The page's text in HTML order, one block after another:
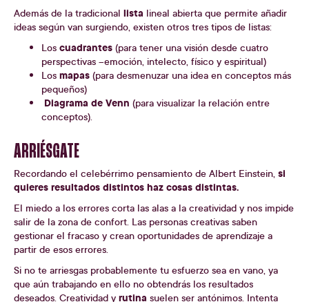
Además de la tradicional lista lineal abierta que permite añadir
ideas según van surgiendo, existen otros tres tipos de listas:
Los cuadrantes (para tener una visión desde cuatro
perspectivas –emoción, intelecto, físico y espiritual)
Los mapas (para desmenuzar una idea en conceptos más
pequeños)
Diagrama de Venn (para visualizar la relación entre
conceptos).
ARRIÉSGATE
Recordando el celebérrimo pensamiento de Albert Einstein, si
quieres resultados distintos haz cosas distintas.
El miedo a los errores corta las alas a la creatividad y nos impide
salir de la zona de confort. Las personas creativas saben
gestionar el fracaso y crean oportunidades de aprendizaje a
partir de esos errores.
Si no te arriesgas probablemente tu esfuerzo sea en vano, ya
que aún trabajando en ello no obtendrás los resultados
deseados. Creatividad y rutina suelen ser antónimos. Intenta